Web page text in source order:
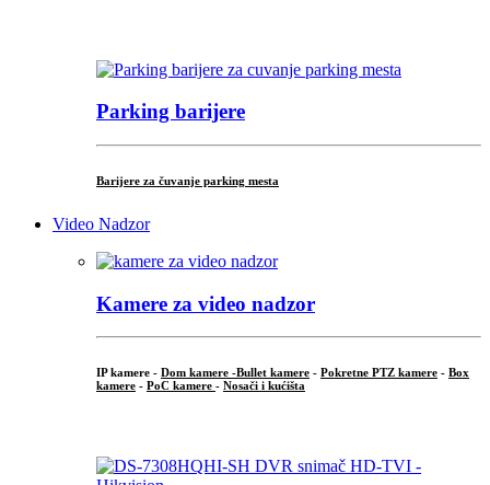
Parking barijere
Barijere za čuvanje parking mesta
Video Nadzor
Kamere za video nadzor
IP kamere - Dom kamere -Bullet kamere - Pokretne PTZ kamere - Box
kamere - PoC kamere - Nosači i kućišta